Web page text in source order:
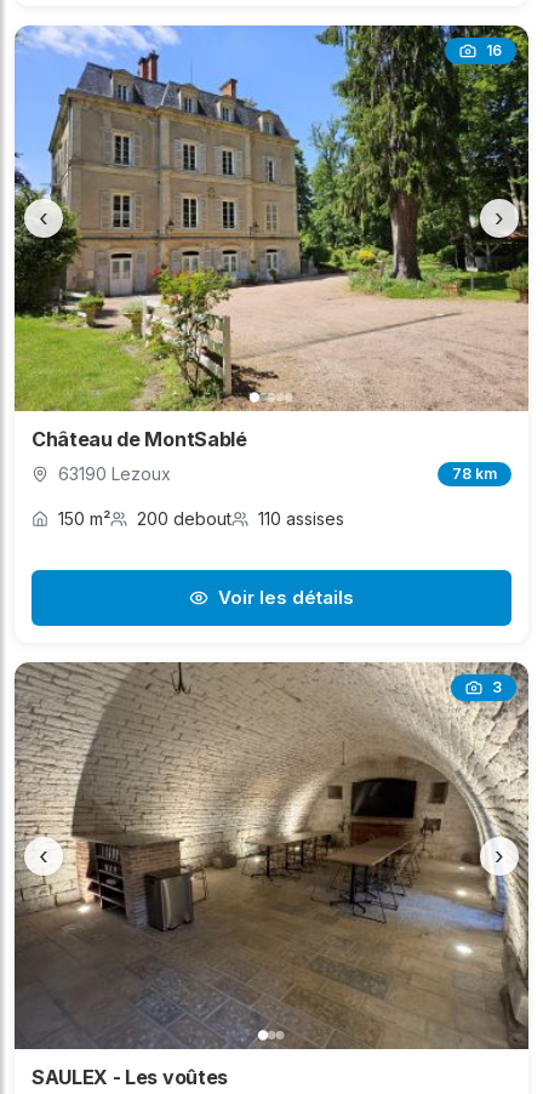
16
‹ ›
Château de MontSablé
63190 Lezoux 78 km
150 m² 200 debout 110 assises
Voir les détails
3
‹ ›
SAULEX - Les voûtes